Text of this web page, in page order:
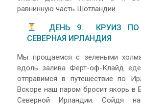
равнинную часть Шотландии.
ДЕНЬ 9. КРУИЗ ПО
СЕВЕРНАЯ ИРЛАНДИЯ
Мы прощаемся с зелеными
вдоль залива Ферт-оф-Клайд
отправимся в путешествие по
Вскоре наш паром бросит якорь в
Северной Ирландии. Сойдя